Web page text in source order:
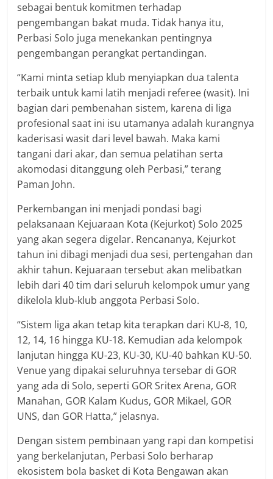
sebagai bentuk komitmen terhadap
pengembangan bakat muda. Tidak hanya itu,
Perbasi Solo juga menekankan pentingnya
pengembangan perangkat pertandingan.
“Kami minta setiap klub menyiapkan dua talenta
terbaik untuk kami latih menjadi referee (wasit). Ini
bagian dari pembenahan sistem, karena di liga
profesional saat ini isu utamanya adalah kurangnya
kaderisasi wasit dari level bawah. Maka kami
tangani dari akar, dan semua pelatihan serta
akomodasi ditanggung oleh Perbasi,” terang
Paman John.
Perkembangan ini menjadi pondasi bagi
pelaksanaan Kejuaraan Kota (Kejurkot) Solo 2025
yang akan segera digelar. Rencananya, Kejurkot
tahun ini dibagi menjadi dua sesi, pertengahan dan
akhir tahun. Kejuaraan tersebut akan melibatkan
lebih dari 40 tim dari seluruh kelompok umur yang
dikelola klub-klub anggota Perbasi Solo.
“Sistem liga akan tetap kita terapkan dari KU-8, 10,
12, 14, 16 hingga KU-18. Kemudian ada kelompok
lanjutan hingga KU-23, KU-30, KU-40 bahkan KU-50.
Venue yang dipakai seluruhnya tersebar di GOR
yang ada di Solo, seperti GOR Sritex Arena, GOR
Manahan, GOR Kalam Kudus, GOR Mikael, GOR
UNS, dan GOR Hatta,” jelasnya.
Dengan sistem pembinaan yang rapi dan kompetisi
yang berkelanjutan, Perbasi Solo berharap
ekosistem bola basket di Kota Bengawan akan